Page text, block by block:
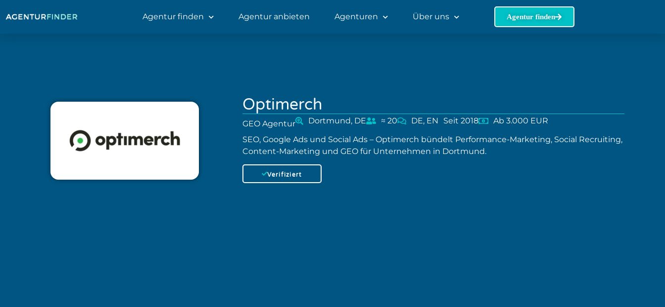
Agentur finden Agentur anbieten Agenturen Über uns Agentur finden
Optimerch
GEO Agentur Dortmund, DE ≈ 20 DE, EN Seit 2018
Ab 3.000 EUR
SEO, Google Ads und Social Ads – Optimerch bündelt Performance-Marketing, Social Recruiting,
Content-Marketing und GEO für Unternehmen in Dortmund.
Verifiziert